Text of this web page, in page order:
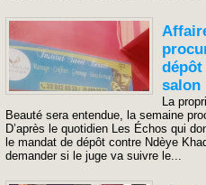
salon
La
Beauté sera entendue, la semaine
D’après le quotidien Les Échos qui
le mandat de dépôt contre Ndèye
demander si le juge va suivre le...